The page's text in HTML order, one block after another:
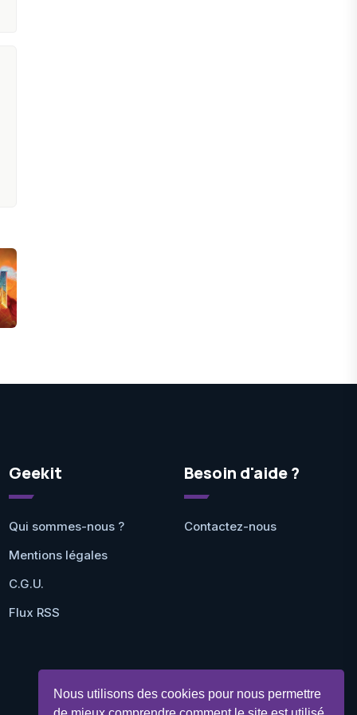
Nous utilisons des cookies pour nous permettre
Geekit
Qui sommes-nous ?
Mentions légales
C.G.U.
Flux RSS
Besoin d'aide ?
Contactez-nous